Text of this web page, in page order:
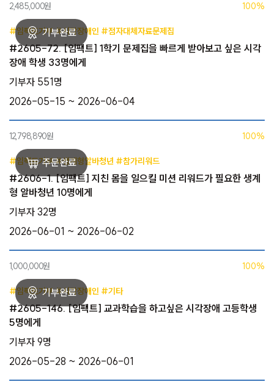
2,485,000원 100%
#임팩트기부 #시각장애인 #점자대체자료문제집
#2605-72. [임팩트] 1학기 문제집을 빠르게 받아보고 싶은 시각
장애 학생 33명에게
기부자 551명
2026-05-15 ~ 2026-06-04
12,798,890원 100%
#임팩트기부 #생계형알바청년 #참가리워드
#2606-1. [임팩트] 지친 몸을 일으킬 미션 리워드가 필요한 생계
형 알바청년 10명에게
기부자 32명
2026-06-01 ~ 2026-06-02
1,000,000원 100%
#임팩트기부 #시각장애인 #기타
#2605-146. [임팩트] 교과학습을 하고싶은 시각장애 고등학생
5명에게
기부자 9명
2026-05-28 ~ 2026-06-01